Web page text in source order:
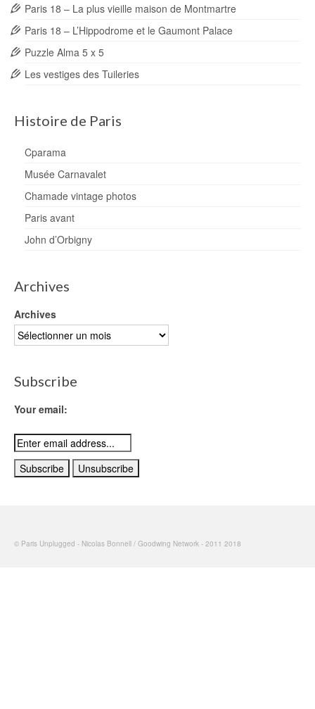
Paris 18 – La plus vieille maison de Montmartre
Paris 18 – L’Hippodrome et le Gaumont Palace
Puzzle Alma 5 x 5
Les vestiges des Tuileries
Histoire de Paris
Cparama
Musée Carnavalet
Chamade vintage photos
Paris avant
John d’Orbigny
Archives
Archives
Subscribe
Your email:
© Paris Unplugged - Nicolas Bonnell / Goodwing Network - 2011 2018